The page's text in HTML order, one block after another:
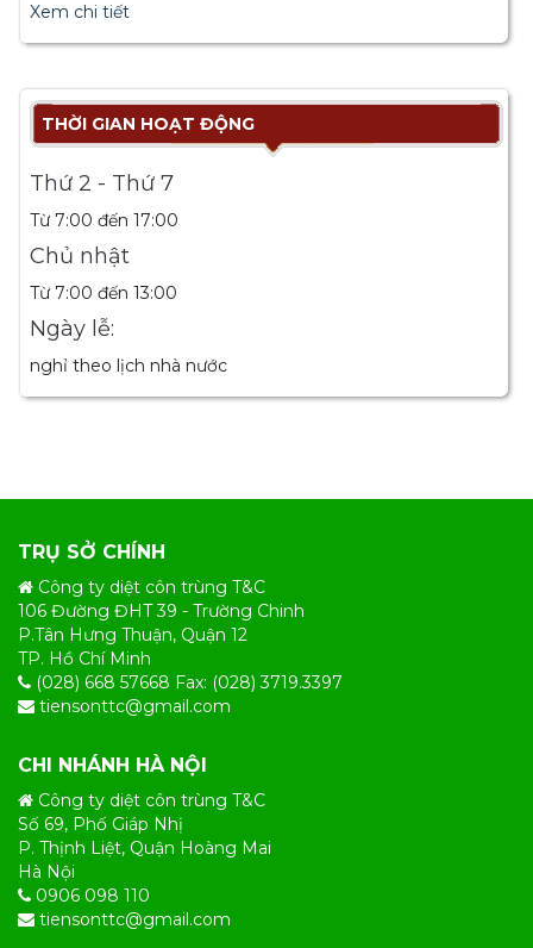
Xem chi tiết
THỜI GIAN HOẠT ĐỘNG
Thứ 2 - Thứ 7
Từ 7:00 đến 17:00
Chủ nhật
Từ 7:00 đến 13:00
Ngày lễ:
nghỉ theo lịch nhà nước
TRỤ SỞ CHÍNH
Công ty diệt côn trùng T&C
106 Đường ĐHT 39 - Trường Chinh
P.Tân Hưng Thuận, Quận 12
TP. Hồ Chí Minh
(028) 668 57668 Fax: (028) 3719.3397
tiensonttc@gmail.com
CHI NHÁNH HÀ NỘI
Công ty diệt côn trùng T&C
Số 69, Phố Giáp Nhị
P. Thịnh Liệt, Quận Hoàng Mai
Hà Nội
0906 098 110
tiensonttc@gmail.com